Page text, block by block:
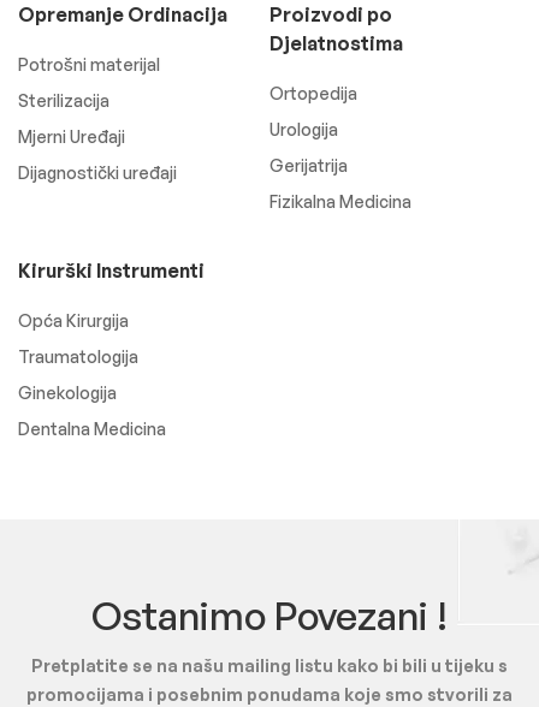
Opremanje Ordinacija
Potrošni materijal
Sterilizacija
Mjerni Uređaji
Dijagnostički uređaji
Proizvodi po
Djelatnostima
Ortopedija
Urologija
Gerijatrija
Fizikalna Medicina
Kirurški Instrumenti
Opća Kirurgija
Traumatologija
Ginekologija
Dentalna Medicina
Ostanimo Povezani !
Pretplatite se na našu mailing listu kako bi bili u tijeku s
promocijama i posebnim ponudama koje smo stvorili za